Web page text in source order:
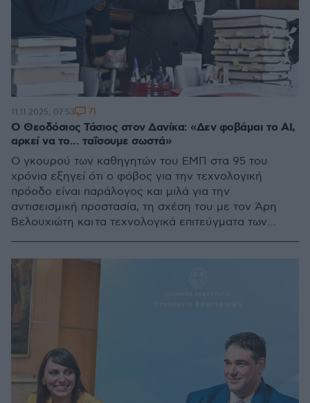
Ο Θεοδόσιος Τάσιος στον Δανίκα: «Δεν φοβάμαι το AI,
αρκεί να το... ταΐσουμε σωστά»
Ο γκουρού των καθηγητών του ΕΜΠ στα 95 του
χρόνια εξηγεί ότι ο φόβος για την τεχνολογική
πρόοδο είναι παράλογος και μιλά για την
αντισεισμική προστασία, τη σχέση του με τον Άρη
Βελουχιώτη και τα τεχνολογικά επιτεύγματα των
11.11.2025, 07:53 71